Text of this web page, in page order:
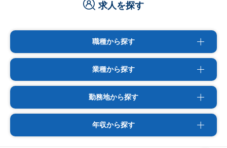
求人を探す
職種から探す
業種から探す
勤務地から探す
年収から探す